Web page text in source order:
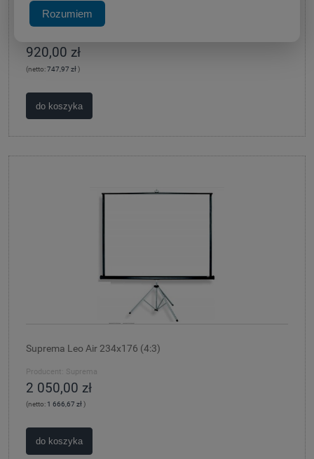
Suprema Leo 203x152 (4:3)
920,00 zł
(netto:747,97 zł)
do koszyka
Suprema Leo Air 234x176 (4:3)
Producent: Suprema
2 050,00 zł
(netto: 1 666,67 zł)
do koszyka
Rozumiem